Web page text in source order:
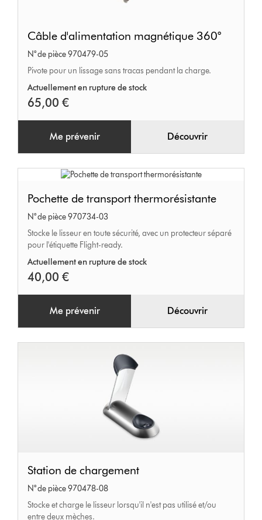
d'alimentation
magnétique
360°
Câble d'alimentation magnétique 360°
N° de pièce 970479-05
Pivote pour un lissage sans tracas pendant la charge.
Actuellement en rupture de stock
65,00 €
Me prévenir Découvrir
de
transport
thermorésistante
Pochette de transport thermorésistante
N° de pièce 970734-03
Stocke le lisseur en toute sécurité, avec un protecteur séparé
pour l'étiquette Flight-ready.
Actuellement en rupture de stock
40,00 €
Me prévenir Découvrir
de
chargement
Station de chargement
N° de pièce 970478-08
Stocke et charge le lisseur lorsqu'il n'est pas utilisé et/ou
entre deux mèches.